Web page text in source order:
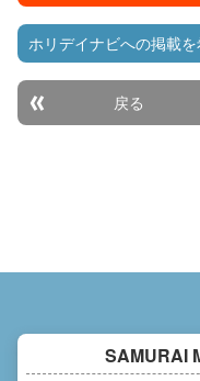
ホリデイナビへの掲載
戻る
SAMURAI